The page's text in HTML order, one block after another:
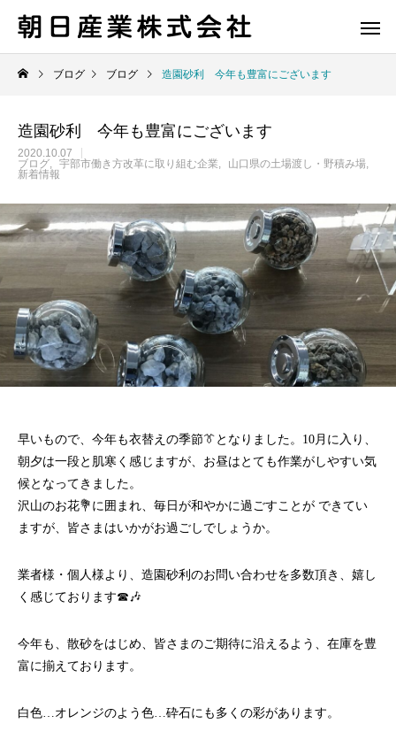
ブログ ブログ 造園砂利 今年も豊富にございます
造園砂利 今年も豊富にございます
2020.10.07
ブログ
宇部市働き方改革に取り組む企業
山口県の土場渡し・野積み場
新着情報
早いもので、今年も衣替えの季節👔となりました。10月に入り、
朝夕は一段と肌寒く感じますが、お昼はとても作業がしやすい気
候となってきました。
沢山のお花💐に囲まれ、毎日が和やかに過ごすことが できてい
ますが、皆さまはいかがお過ごしでしょうか。
業者様・個人様より、造園砂利のお問い合わせを多数頂き、嬉し
く感じております☎🎶
今年も、散砂をはじめ、皆さまのご期待に沿えるよう、在庫を豊
富に揃えております。
白色…オレンジのよう色…砕石にも多くの彩があります。